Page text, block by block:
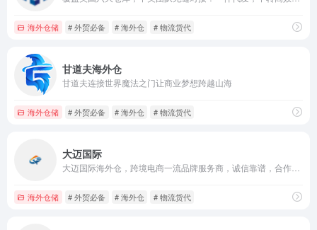
海外仓储 # 外贸必备 # 海外仓 # 物流货代
甘道夫海外仓
甘道夫连接世界魔法之门让商业梦想跨越山海
海外仓储 # 外贸必备 # 海外仓 # 物流货代
大迈国际
海外仓储 # 外贸必备 # 海外仓 # 物流货代